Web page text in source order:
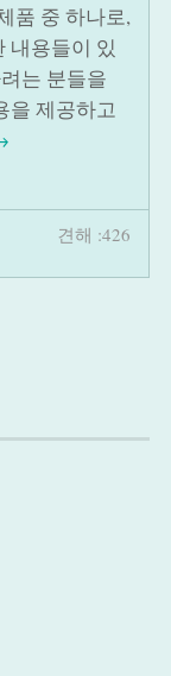
품 중 하나로,
내용들이 있
는 분들을
을 제공하고
견해 :426